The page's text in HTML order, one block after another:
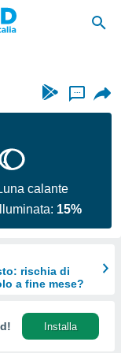
...
calante
Illuminata: 15%
rischia di
a fine mese?
Installa